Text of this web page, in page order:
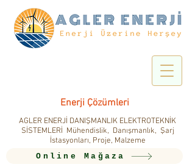
AGLER ENERJİ DANIŞMANLIK ELEKTROTEKNİK
SİSTEMLERİ Mühendislik, Danışmanlık, Şarj
İstasyonları, Proje, Malzeme
Enerji Çözümleri
Online Mağaza